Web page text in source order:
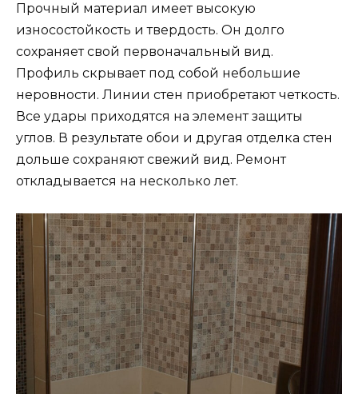
Прочный материал имеет высокую
износостойкость и твердость. Он долго
сохраняет свой первоначальный вид.
Профиль скрывает под собой небольшие
неровности. Линии стен приобретают четкость.
Все удары приходятся на элемент защиты
углов. В результате обои и другая отделка стен
дольше сохраняют свежий вид. Ремонт
откладывается на несколько лет.